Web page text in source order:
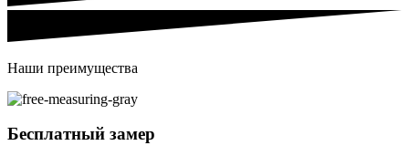
Наши преимущества
Бесплатный замер